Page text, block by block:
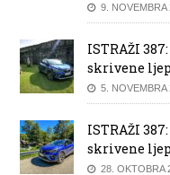
9. NOVEMBRA
ISTRAŽI
skrivene
5. NOVEMBRA
ISTRAŽI
skrivene
28. OKTOBRA